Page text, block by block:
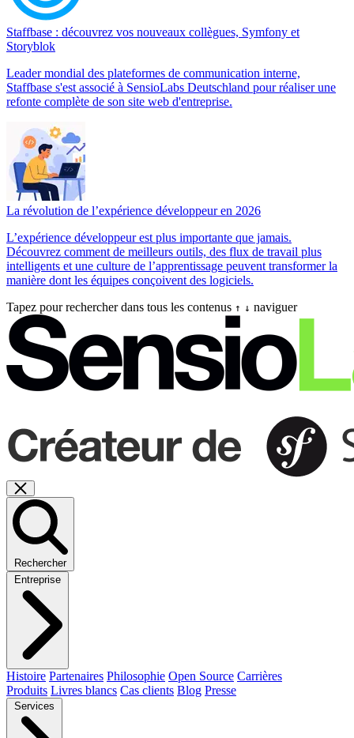
Staffbase : découvrez vos nouveaux collègues, Symfony et
Storyblok
Leader mondial des plateformes de communication interne,
Staffbase s'est associé à SensioLabs Deutschland pour réaliser une
refonte complète de son site web d'entreprise.
La révolution de l’expérience développeur en 2026
L’expérience développeur est plus importante que jamais.
Découvrez comment de meilleurs outils, des flux de travail plus
intelligents et une culture de l’apprentissage peuvent transformer la
manière dont les équipes conçoivent des logiciels.
Tapez pour rechercher dans tous les contenus ↑ ↓ naviguer
Rechercher
Entreprise
Histoire Partenaires Philosophie Open Source Carrières
Produits Livres blancs Cas clients Blog Presse
Services